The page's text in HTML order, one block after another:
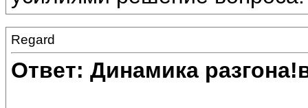
Regard
Ответ: Динамика